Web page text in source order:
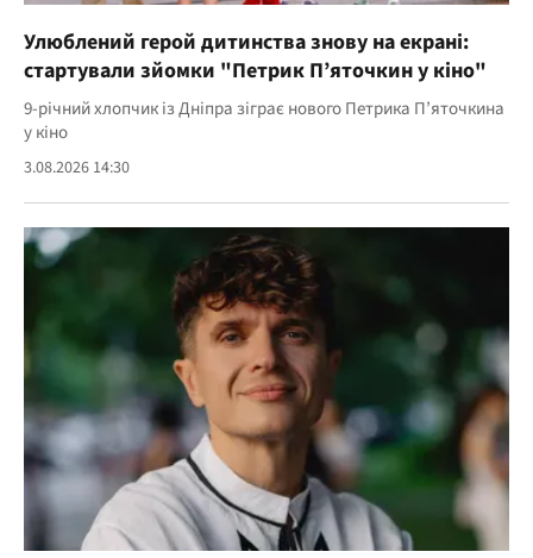
Улюблений герой дитинства знову на екрані:
стартували зйомки "Петрик П’яточкин у кіно"
9-річний хлопчик із Дніпра зіграє нового Петрика П’яточкина
у кіно
3.08.2026 14:30